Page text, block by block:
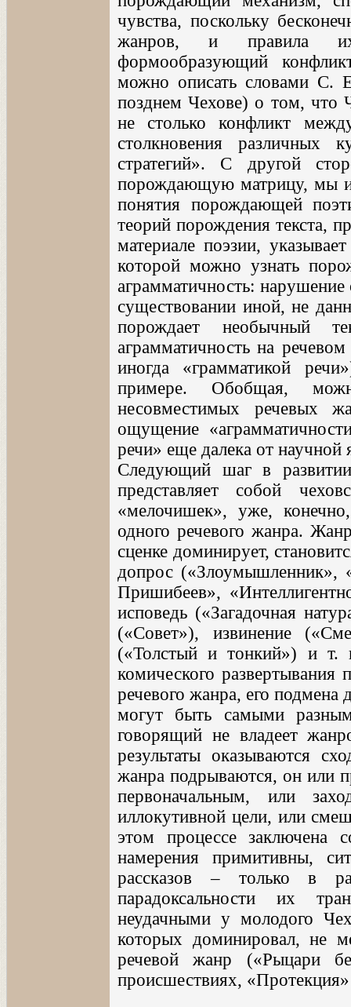
чувства, поскольку
жанров, и правила
формообразующий
можно описать словами С.
позднем Чехове) о том, что
не столько конфликт
столкновения различных
стратегий». С другой
порождающую матрицу, мы
понятия порождающей
теорий порождения текста,
материале поэзии,
которой можно узнать
аграмматичность:
существовании иной, не
порождает необычный
аграмматичность на
иногда «грамматикой
примере. Обобщая,
несовместимых речевых
ощущение
речи» еще далека от научной
Следующий шаг в
представляет собой
«мелочишек», уже,
одного речевого жанра.
сценке доминирует,
допрос («Злоумышленник»,
Пришибеев»,
исповедь («Загадочная
(«Совет»), извинение
(«Толстый и тонкий») и т.
комического
речевого жанра, его
могут быть самыми
говорящий не владеет
результаты оказываются
жанра подрываются, он или
первоначальным, или
иллокутивной цели, или
этом процессе заключена
намерения примитивны,
рассказов – только в
парадоксальности их
неудачными у молодого
которых доминировал, не
речевой жанр («Рыцари
происшествиях,